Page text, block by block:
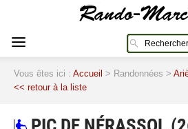
Vous êtes ici : Accueil > Randonnées >
<< retour à la liste